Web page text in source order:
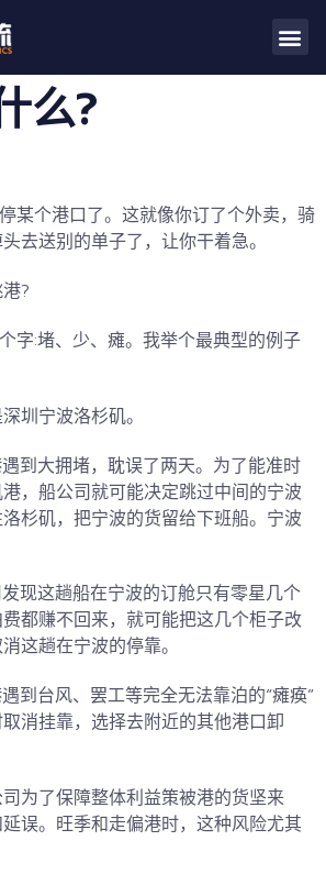
么?
某个港口了。这就像你订了个外卖，骑
去送别的单子了，让你干着急。
?
字:堵、少、瘫。我举个最典型的例子
圳宁波洛杉矶。
到大拥堵，耽误了两天。为了能准时
，船公司就可能决定跳过中间的宁波
杉矶，把宁波的货留给下班船。宁波
发现这趟船在宁波的订舱只有零星几个
都赚不回来，就可能把这几个柜子改
这趟在宁波的停靠。
到台风、罢工等完全无法靠泊的“瘫痪”
消挂靠，选择去附近的其他港口卸
为了保障整体利益策被港的货坚来
误。旺季和走偏港时，这种风险尤其